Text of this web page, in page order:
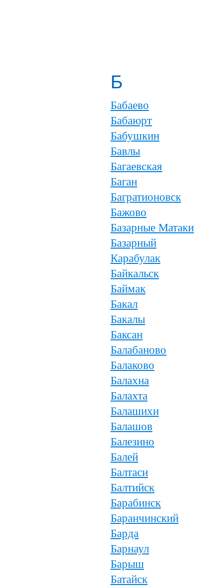
Б
Бабаево
Бабаюрт
Бабушкин
Бавлы
Багаевская
Баган
Багратионовск
Бажово
Базарные Матаки
Базарный
Карабулак
Байкальск
Баймак
Бакал
Бакалы
Баксан
Балабаново
Балаково
Балахна
Балахта
Балашихи
Балашов
Балезино
Балей
Балтаси
Балтийск
Барабинск
Баранчинский
Барда
Барнаул
Барыш
Батайск